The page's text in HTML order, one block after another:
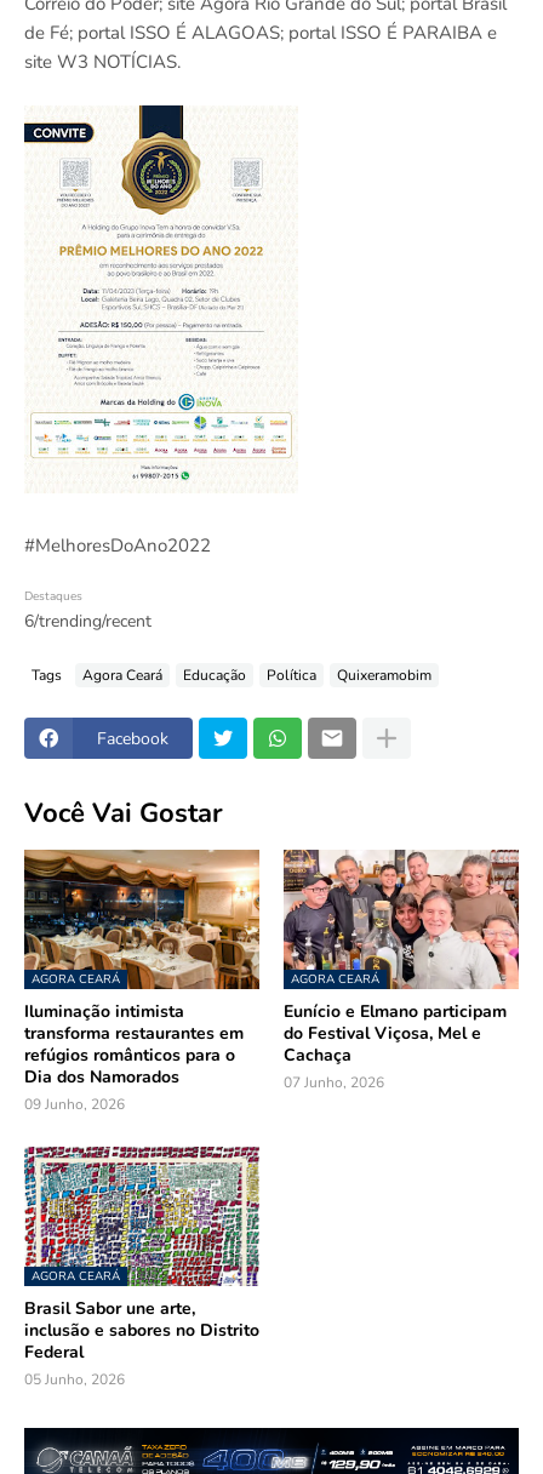
de Fé; portal ISSO É ALAGOAS; portal ISSO É PARAIBA e
site W3 NOTÍCIAS.
#MelhoresDoAno2022
Destaques
6/trending/recent
Tags Agora Ceará Educação Política Quixeramobim
Facebook
Você Vai Gostar
AGORA CEARÁ
Iluminação intimista
transforma restaurantes em
refúgios românticos para o
Dia dos Namorados
09 Junho, 2026
AGORA CEARÁ
Eunício e Elmano participam
do Festival Viçosa, Mel e
Cachaça
07 Junho, 2026
AGORA CEARÁ
Brasil Sabor une arte,
inclusão e sabores no Distrito
Federal
05 Junho, 2026